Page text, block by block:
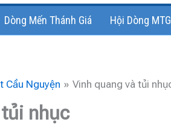
Dòng Mến Thánh Giá Hội Dòng
Cầu Nguyện Vinh quang và tủi
nhục